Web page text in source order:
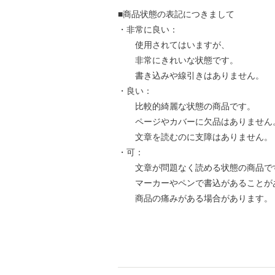
■商品状態の表記につきまして
・非常に良い：
使用されてはいますが、
非常にきれいな状態です。
書き込みや線引きはありません。
・良い：
比較的綺麗な状態の商品です。
ページやカバーに欠品はありません
文章を読むのに支障はありません。
・可：
文章が問題なく読める状態の商品で
マーカーやペンで書込があることが
商品の痛みがある場合があります。